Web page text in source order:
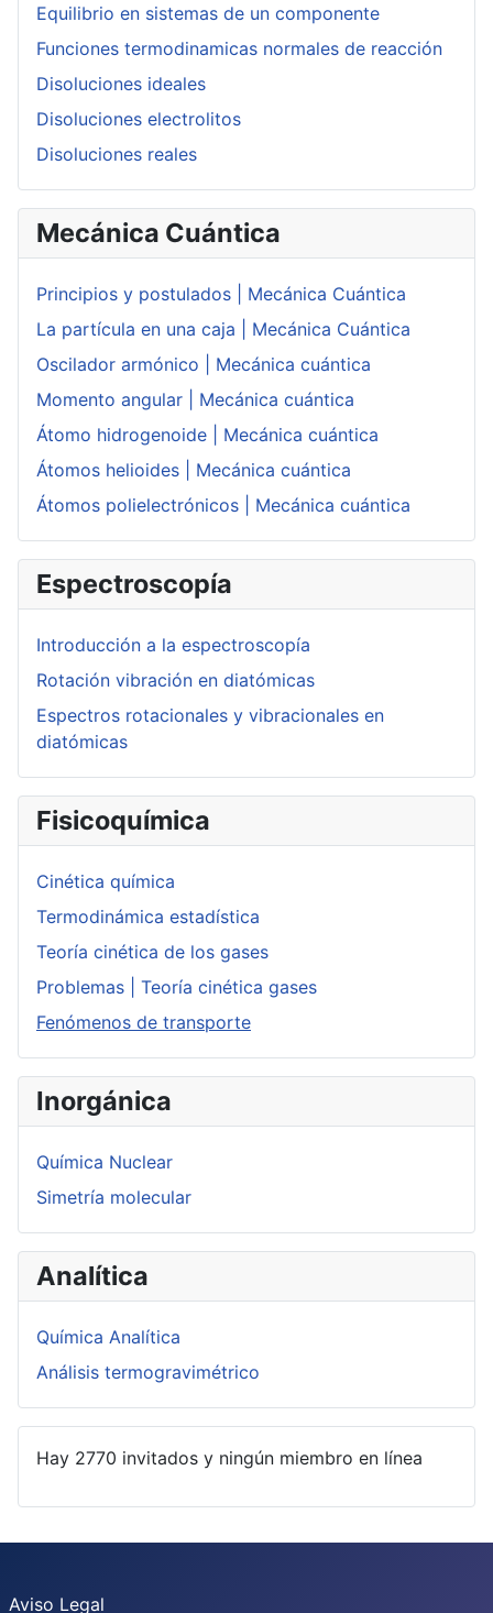
Equilibrio en sistemas de un componente
Funciones termodinamicas normales de reacción
Disoluciones ideales
Disoluciones electrolitos
Disoluciones reales
Mecánica Cuántica
Principios y postulados | Mecánica Cuántica
La partícula en una caja | Mecánica Cuántica
Oscilador armónico | Mecánica cuántica
Momento angular | Mecánica cuántica
Átomo hidrogenoide | Mecánica cuántica
Átomos helioides | Mecánica cuántica
Átomos polielectrónicos | Mecánica cuántica
Espectroscopía
Introducción a la espectroscopía
Rotación vibración en diatómicas
Espectros rotacionales y vibracionales en
diatómicas
Fisicoquímica
Cinética química
Termodinámica estadística
Teoría cinética de los gases
Problemas | Teoría cinética gases
Fenómenos de transporte
Inorgánica
Química Nuclear
Simetría molecular
Analítica
Química Analítica
Análisis termogravimétrico
Hay 2770 invitados y ningún miembro en línea
Aviso Legal